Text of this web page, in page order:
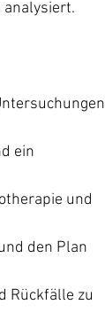
ein
und
den Plan
Rückfälle zu